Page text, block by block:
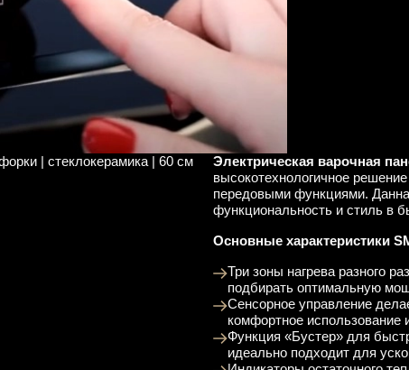
| стеклокерамика | 60 см
Электрическая варочная
высокотехнологичное
передовыми функциями.
функциональность и стиль в
Основные характеристики
Три зоны нагрева разного
подбирать оптимальную
Сенсорное управление
комфортное использование
Функция «Бустер» для
идеально подходит для